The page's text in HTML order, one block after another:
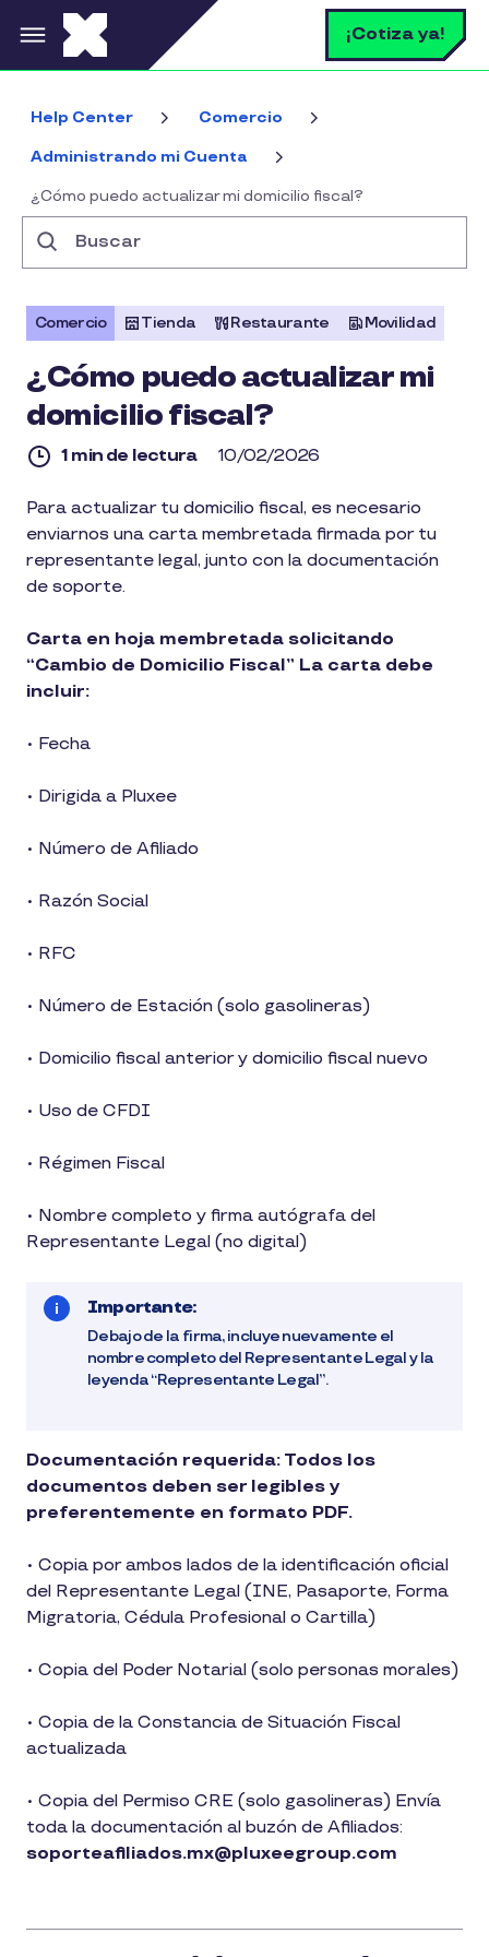
Pasar al contenido principal ¡Cotiza ya!
Help Center Comercio
Administrando mi Cuenta
¿Cómo puedo actualizar mi domicilio fiscal?
Comercio Tienda Restaurante Movilidad
¿Cómo puedo actualizar mi
domicilio fiscal?
1 min de lectura 10/02/2026
1
de
lectura
Para actualizar tu domicilio fiscal, es necesario
enviarnos una carta membretada firmada por tu
representante legal, junto con la documentación
de soporte.
Carta en hoja membretada solicitando
“Cambio de Domicilio Fiscal” La carta debe
incluir:
• Fecha
• Dirigida a Pluxee
• Número de Afiliado
• Razón Social
• RFC
• Número de Estación (solo gasolineras)
• Domicilio fiscal anterior y domicilio fiscal nuevo
• Uso de CFDI
• Régimen Fiscal
• Nombre completo y firma autógrafa del
Representante Legal (no digital)
Importante:
Debajo de la firma, incluye nuevamente el
nombre completo del Representante Legal y la
leyenda “Representante Legal”.
Documentación requerida: Todos los
documentos deben ser legibles y
preferentemente en formato PDF.
• Copia por ambos lados de la identificación oficial
del Representante Legal (INE, Pasaporte, Forma
Migratoria, Cédula Profesional o Cartilla)
• Copia del Poder Notarial (solo personas morales)
• Copia de la Constancia de Situación Fiscal
actualizada
• Copia del Permiso CRE (solo gasolineras) Envía
toda la documentación al buzón de Afiliados:
soporteafiliados.mx@pluxeegroup.com